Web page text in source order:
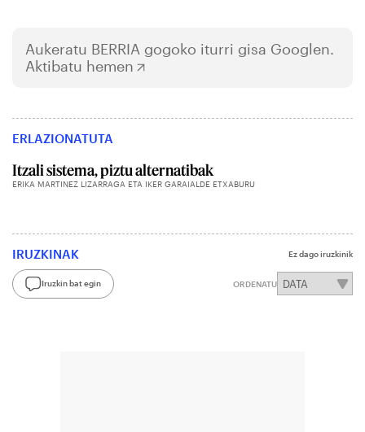
Aukeratu BERRIA gogoko iturri gisa Googlen.
Aktibatu hemen
ERLAZIONATUTA
Itzali sistema, piztu alternatibak
ERIKA MARTINEZ LIZARRAGA ETA IKER GARAIALDE ETXABURU
IRUZKINAK Ez dago iruzkinik
Iruzkin bat egin ORDENATU